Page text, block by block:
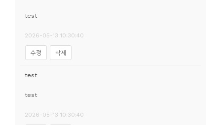
test
2026-05-13 10:30:40
수정 삭제
test
test
2026-05-13 10:30:40